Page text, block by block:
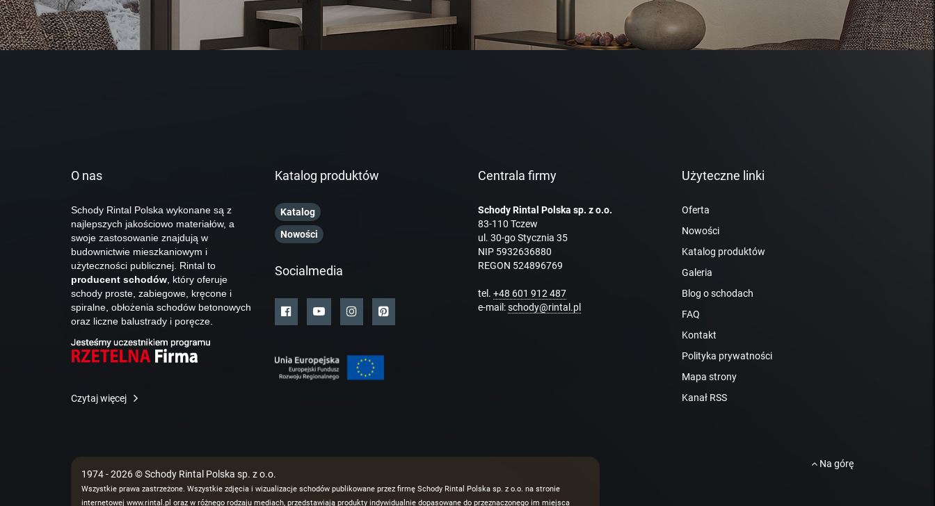
O nas
Schody Rintal Polska wykonane są z
najlepszych jakościowo materiałów, a
swoje zastosowanie znajdują w
budownictwie mieszkaniowym i
użyteczności publicznej. Rintal to
producent schodów , który oferuje
schody proste, zabiegowe, kręcone i
spiralne, obłożenia schodów betonowych
oraz liczne balustrady i poręcze.
Czytaj więcej
Katalog produktów
Katalog
Nowości
Socialmedia
Centrala firmy
Schody Rintal Polska sp. z o.o.
83-110 Tczew
ul. 30-go Stycznia 35
NIP 5932636880
REGON 524896769
tel. +48 601 912 487
e-mail:schody@rintal.pl
Użyteczne linki
Oferta
Nowości
Katalog produktów
Galeria
Blog o schodach
FAQ
Kontakt
Polityka prywatności
Mapa strony
Kanał RSS
1974 - 2026 © Schody Rintal Polska sp. z o.o.
Wszystkie prawa zastrzeżone. Wszystkie zdjęcia i wizualizacje schodów publikowane przez firmę Schody Rintal Polska sp. z o.o. na stronie
internetowej www.rintal.pl oraz w różnego rodzaju mediach, przedstawiają produkty indywidualnie dopasowane do przeznaczonego im miejsca
Na górę